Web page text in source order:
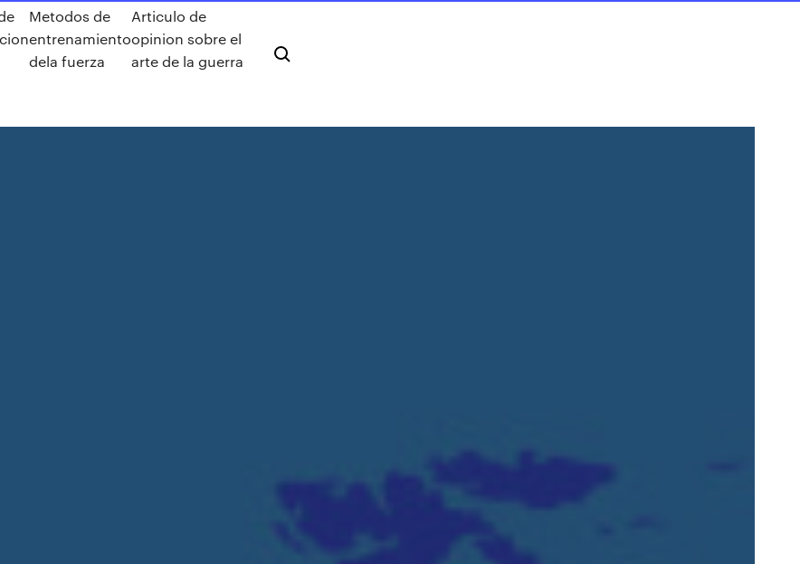
Metodos de
entrenamiento
dela fuerza
Articulo de
opinion sobre el
arte de la guerra